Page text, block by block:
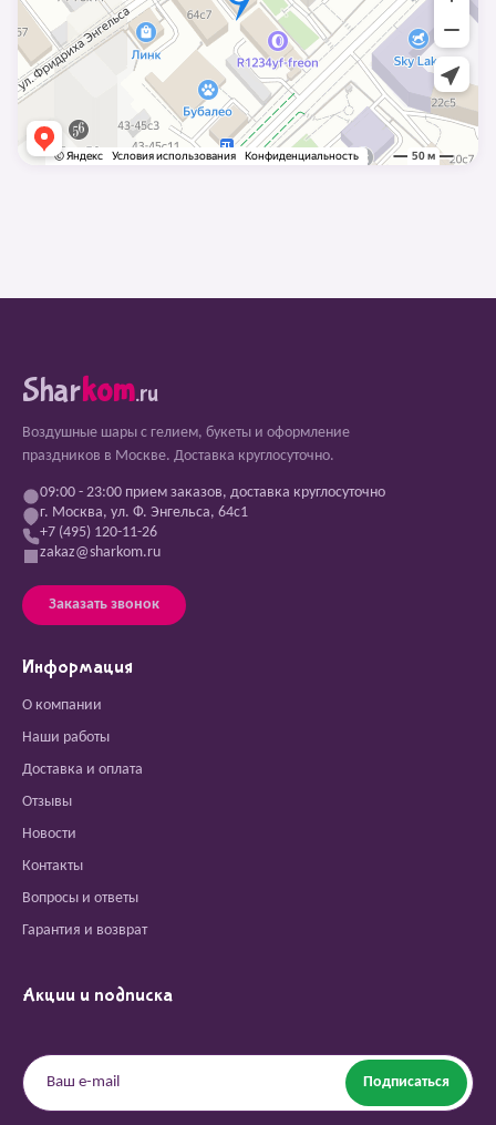
Sharkom.ru
Воздушные шары с гелием, букеты и оформление
праздников в Москве. Доставка круглосуточно.
09:00 - 23:00 прием заказов, доставка круглосуточно
г. Москва, ул. Ф. Энгельса, 64с1
+7 (495) 120-11-26
zakaz@sharkom.ru
Заказать звонок
Информация
О компании
Наши работы
Доставка и оплата
Отзывы
Новости
Контакты
Вопросы и ответы
Гарантия и возврат
Акции и подписка
Подписаться